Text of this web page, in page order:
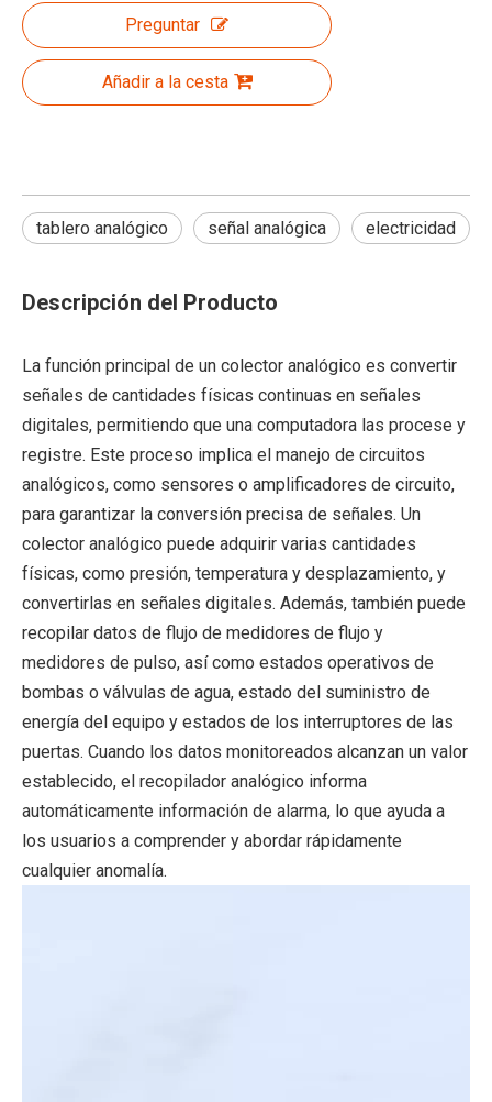
Preguntar
Añadir a la cesta
tablero analógico señal analógica electricidad
Descripción del Producto
La función principal de un colector analógico es convertir
señales de cantidades físicas continuas en señales
digitales, permitiendo que una computadora las procese y
registre. Este proceso implica el manejo de circuitos
analógicos, como sensores o amplificadores de circuito,
para garantizar la conversión precisa de señales. Un
colector analógico puede adquirir varias cantidades
físicas, como presión, temperatura y desplazamiento, y
convertirlas en señales digitales. Además, también puede
recopilar datos de flujo de medidores de flujo y
medidores de pulso, así como estados operativos de
bombas o válvulas de agua, estado del suministro de
energía del equipo y estados de los interruptores de las
puertas. Cuando los datos monitoreados alcanzan un valor
establecido, el recopilador analógico informa
automáticamente información de alarma, lo que ayuda a
los usuarios a comprender y abordar rápidamente
cualquier anomalía.